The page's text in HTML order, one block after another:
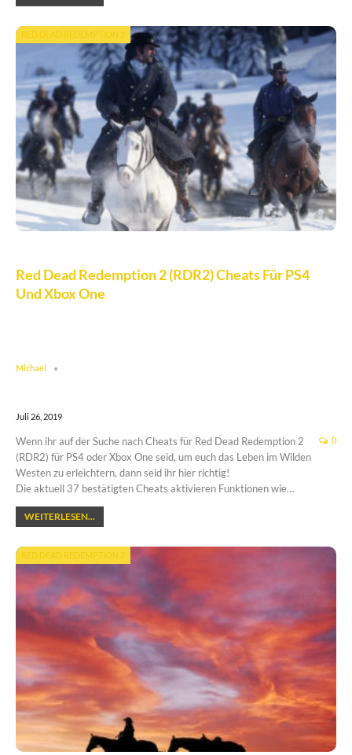
RED DEAD REDEMPTION 2
Red Dead Redemption 2 (RDR2) Cheats Für PS4
Und Xbox One
Michael
Juli 26, 2019
0
Wenn ihr auf der Suche nach Cheats für Red Dead Redemption 2
(RDR2) für PS4 oder Xbox One seid, um euch das Leben im Wilden
Westen zu erleichtern, dann seid ihr hier richtig!
Die aktuell 37 bestätigten Cheats aktivieren Funktionen wie…
WEITERLESEN...
RED DEAD REDEMPTION 2